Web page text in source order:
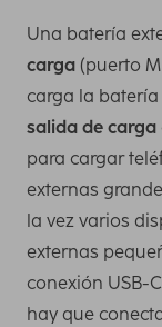
Una batería
carga (puerto
carga la
salida de carga
para cargar
externas
la vez varios
externas
conexión USB-
hay que